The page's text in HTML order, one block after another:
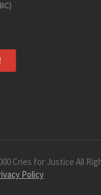
Cries for Justice All
Policy